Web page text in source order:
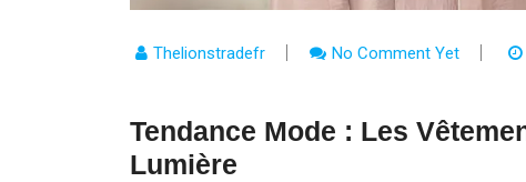
Thelionstradefr No Comment Yet
Tendance Mode : Les
Lumière